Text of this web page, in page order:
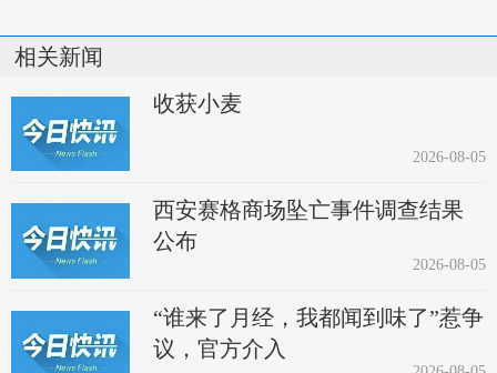
相关新闻
收获小麦
2026-08-05
西安赛格商场坠亡事件调查结果
公布
2026-08-05
“谁来了月经，我都闻到味了”惹争
议，官方介入